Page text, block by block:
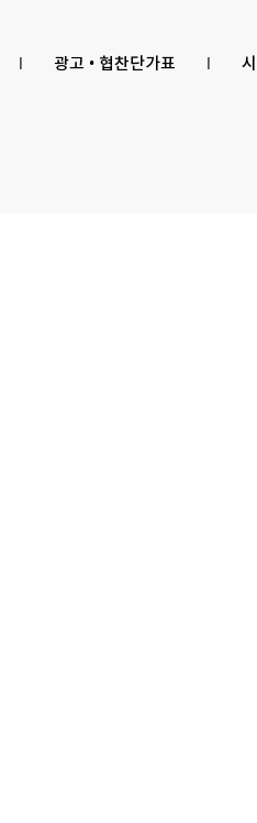
l 광고 • 협찬단가표 l